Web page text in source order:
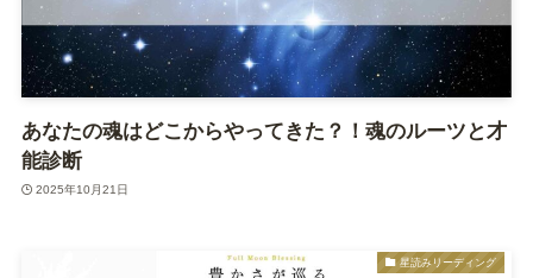
あなたの魂はどこからやってきた？！魂のルーツと才
能診断
2025年10月21日
星読みリーディング